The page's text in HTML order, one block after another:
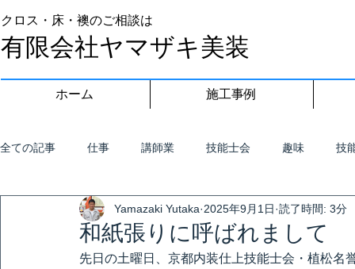
クロス・床・襖のご相談は
有限会社ヤマザキ美装
ホーム 施工事例
全ての記事 仕事 講師業 技能士会 趣味 技
和紙張りに呼ばれまして
Yamazaki Yutaka 2025年9月1日 読了時間: 3分
先日の土曜日、京都内装仕上技能士会・植松名